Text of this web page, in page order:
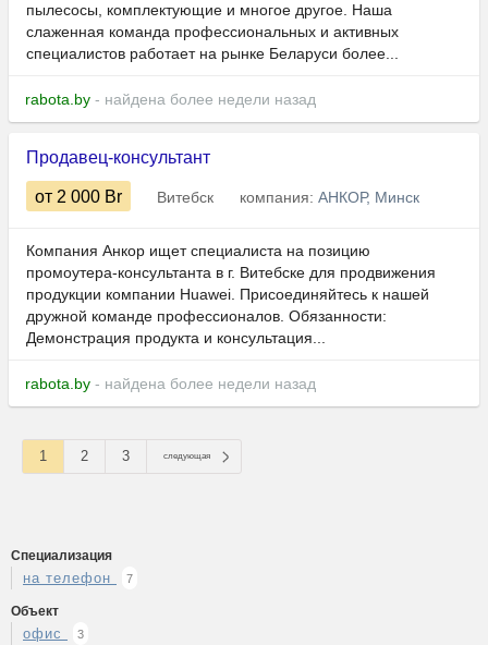
пылесосы, комплектующие и многое другое. Наша
слаженная команда профессиональных и активных
специалистов работает на рынке Беларуси более...
rabota.by - найдена более недели назад
Продавец-консультант
от 2 000 Br Витебск компания: АНКОР, Минск
Компания Анкор ищет специалиста на позицию
промоутера-консультанта в г. Витебске для продвижения
продукции компании Huawei. Присоединяйтесь к нашей
дружной команде профессионалов. Обязанности:
Демонстрация продукта и консультация...
rabota.by - найдена более недели назад
1 2 3 следующая
Специализация
на телефон 7
Объект
офис 3